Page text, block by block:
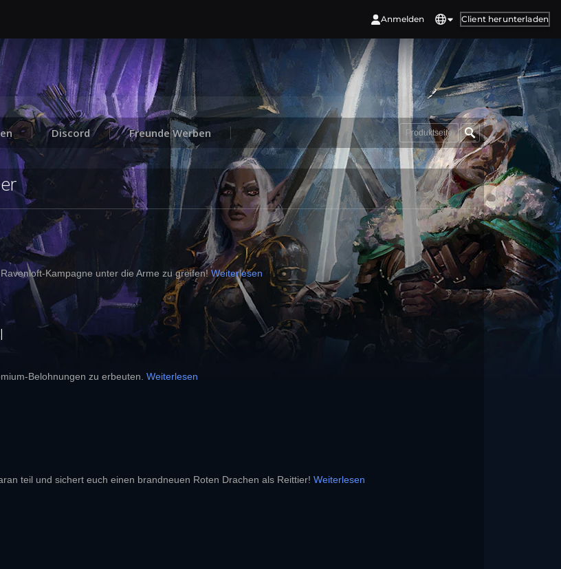
Anmelden Client herunterladen
Discord Freunde Werben Produktseite
Kampagne unter die Arme zu greifen! Weiterlesen
Belohnungen zu erbeuten. Weiterlesen
teil und sichert euch einen brandneuen Roten Drachen als Reittier! Weiterlesen